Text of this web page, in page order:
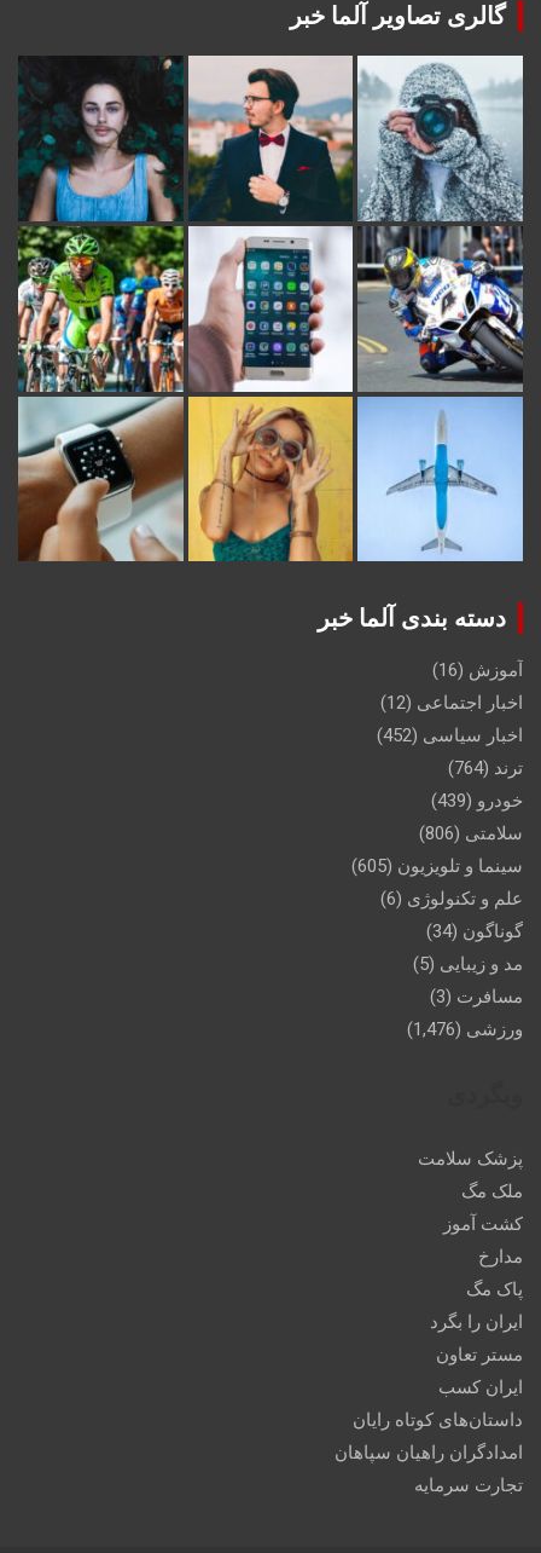
گالری تصاویر آلما خبر
دسته بندی آلما خبر
آموزش (16)
اخبار اجتماعی (12)
اخبار سیاسی (452)
ترند (764)
خودرو (439)
سلامتی (806)
سینما و تلویزیون (605)
علم و تکنولوژی (6)
گوناگون (34)
مد و زیبایی (5)
مسافرت (3)
ورزشی (1,476)
پزشک سلامت
ملک مگ
کشت آموز
مدارخ
پاک مگ
ایران را بگرد
مستر تعاون
ایران کسب
داستان‌های کوتاه رایان
امدادگران راهیان سپاهان
تجارت سرمایه